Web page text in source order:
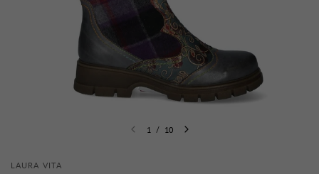
1 / 10
LAURA VITA